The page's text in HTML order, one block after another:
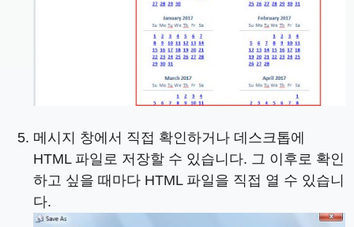
메시지 창에서 직접 확인하거나 데스크톱에
HTML 파일로 저장할 수 있습니다. 그 이후로 확인
하고 싶을 때마다 HTML 파일을 직접 열 수 있습니
다.